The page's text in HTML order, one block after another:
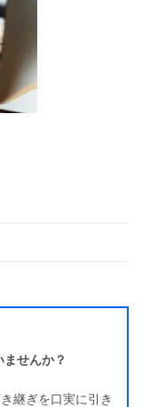
せんか？
継ぎを口実に引き